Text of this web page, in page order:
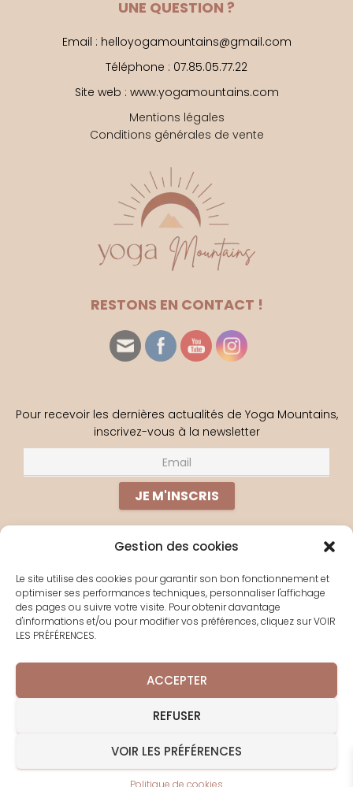
Gestion des cookies
Le site utilise des cookies pour garantir son bon fonctionnement et
optimiser ses performances techniques, personnaliser l'affichage
des pages ou suivre votre visite. Pour obtenir davantage
d'informations et/ou pour modifier vos préférences, cliquez sur VOIR
LES PRÉFÉRENCES.
ACCEPTER
REFUSER
VOIR LES PRÉFÉRENCES
Politique de cookies
UNE QUESTION ?
Email : helloyogamountains@gmail.com
Téléphone : 07.85.05.77.22
Site web : www.yogamountains.com
Mentions légales
Conditions générales de vente
RESTONS EN CONTACT !
Pour recevoir les dernières actualités de Yoga Mountains,
inscrivez-vous à la newsletter
À PROPOS
YOGA EN LIGNE
Hestia | Développé parThemeIsle